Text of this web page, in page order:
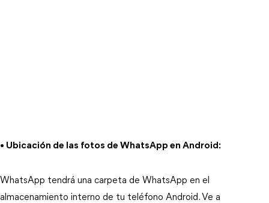
• Ubicación de las fotos de WhatsApp en Android:
WhatsApp tendrá una carpeta de WhatsApp en el
almacenamiento interno de tu teléfono Android. Ve a